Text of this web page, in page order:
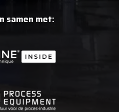
samen met: